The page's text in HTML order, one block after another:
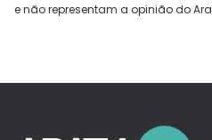
e não representam a opinião do